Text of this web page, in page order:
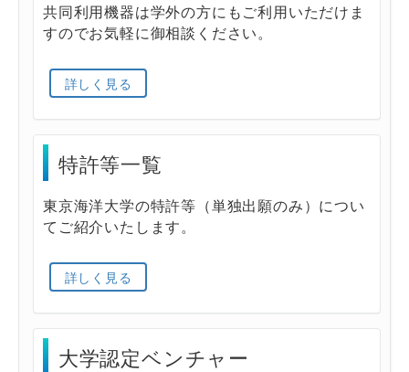
共同利用機器は学外の方にもご利用いただけま
すのでお気軽に御相談ください。
詳しく見る
特許等一覧
東京海洋大学の特許等（単独出願のみ）につい
てご紹介いたします。
詳しく見る
大学認定ベンチャー